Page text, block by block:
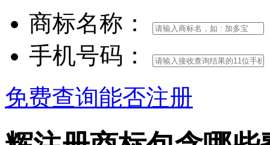
商标名称：
手机号码：
免费查询能否注册